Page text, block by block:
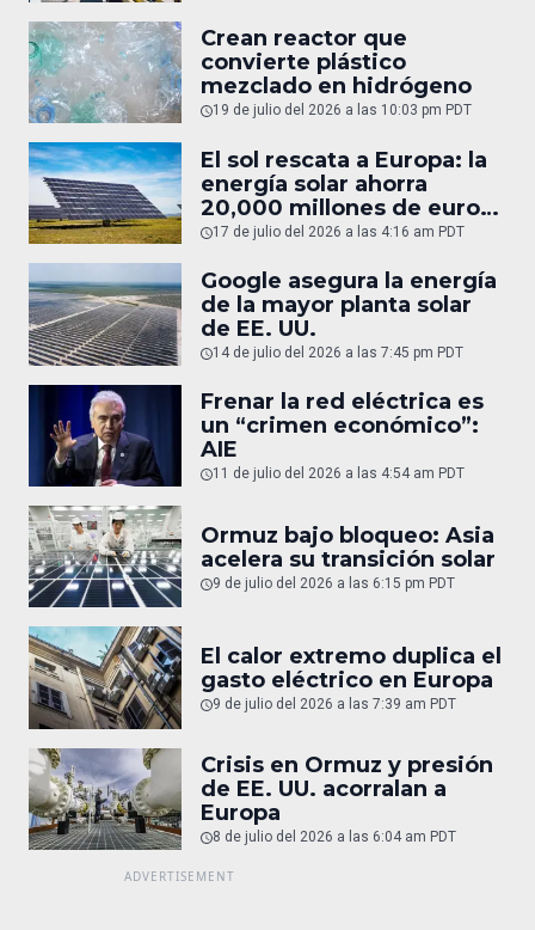
Crean reactor que
convierte plástico
mezclado en hidrógeno
19 de julio del 2026 a las 10:03 pm PDT
El sol rescata a Europa: la
energía solar ahorra
20,000 millones de euros
en gas
17 de julio del 2026 a las 4:16 am PDT
Google asegura la energía
de la mayor planta solar
de EE. UU.
14 de julio del 2026 a las 7:45 pm PDT
Frenar la red eléctrica es
un “crimen económico”:
AIE
11 de julio del 2026 a las 4:54 am PDT
Ormuz bajo bloqueo: Asia
acelera su transición solar
9 de julio del 2026 a las 6:15 pm PDT
El calor extremo duplica el
gasto eléctrico en Europa
9 de julio del 2026 a las 7:39 am PDT
Crisis en Ormuz y presión
de EE. UU. acorralan a
Europa
8 de julio del 2026 a las 6:04 am PDT